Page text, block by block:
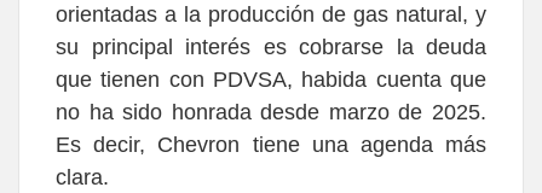
orientadas a la producción de gas natural, y
su principal interés es cobrarse la deuda
que tienen con PDVSA, habida cuenta que
no ha sido honrada desde marzo de 2025.
Es decir, Chevron tiene una agenda más
clara.